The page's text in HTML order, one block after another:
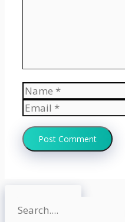
Name
Email